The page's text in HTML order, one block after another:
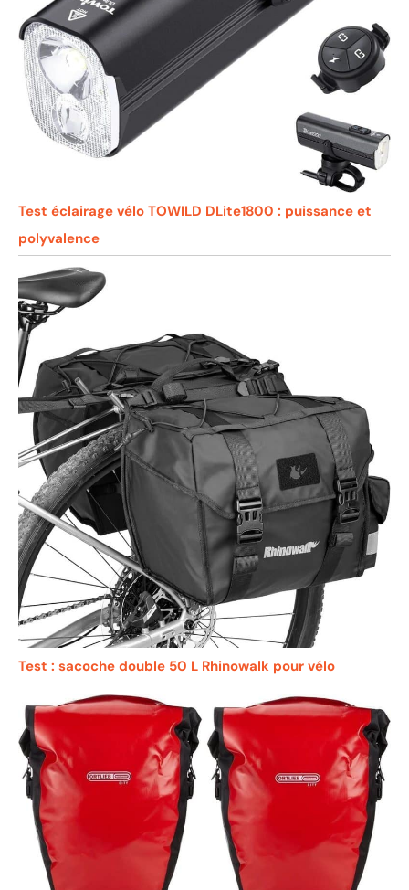
Test éclairage vélo TOWILD DLite1800 : puissance et
polyvalence
Test : sacoche double 50 L Rhinowalk pour vélo